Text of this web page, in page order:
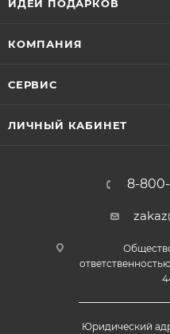
ИДЕИ ПОДАРКОВ
КОМПАНИЯ
СЕРВИС
ЛИЧНЫЙ КАБИНЕТ
8-
Юридический